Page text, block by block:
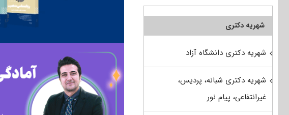
شهریه دکتری
شهریه دکتری دانشگاه آزاد
شهریه دکتری شبانه، پردیس،
غیرانتفاعی، پیام نور